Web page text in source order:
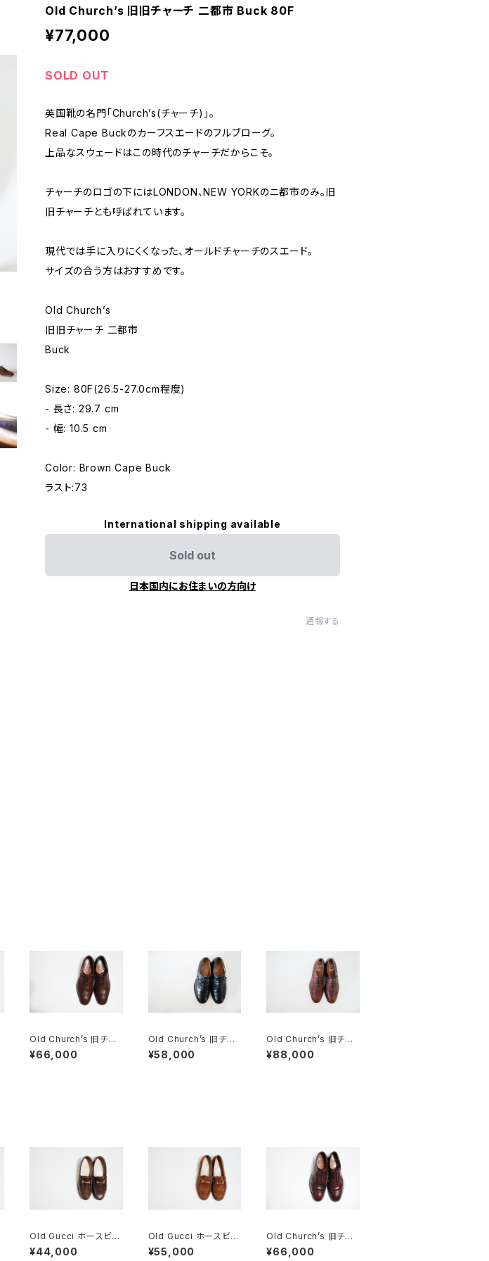
Old Church’s 旧旧チャーチ 二都市 Buck 80F
¥77,000
SOLD OUT
英国靴の名門「Church’s(チャーチ)」。
Real Cape Buckのカーフスエードのフルブローグ。
上品なスウェードはこの時代のチャーチだからこそ。
チャーチのロゴの下にはLONDON、NEW YORKのニ都市のみ。旧
旧チャーチとも呼ばれています。
現代では手に入りにくくなった、オールドチャーチのスエード。
サイズの合う方はおすすめです。
Old Church’s
旧旧チャーチ 二都市
Buck
Size: 80F(26.5-27.0cm程度)
- 長さ: 29.7 cm
- 幅: 10.5 cm
Color: Brown Cape Buck
ラスト:73
International shipping available
Sold out
日本国内にお住まいの方向け
通報する
Old Church’s 旧チャ
ーチ 三都市 Chetwyn
d 85D
¥66,000
Old Church’s 旧チャ
ーチ 四都市 80G フル
ブローグ
¥58,000
Old Church’s 旧チャ
ーチ 三都市 DIPLOMA
T ディプロマット 80F
¥88,000
Old Gucci ホースビッ
トローファー 35C DB
¥44,000
Old Gucci ホースビッ
トローファー 36C Bro
wn Suede
¥55,000
Old Church’s 旧チャ
ーチ 三都市 Grafton
グラフトン 100F
¥66,000